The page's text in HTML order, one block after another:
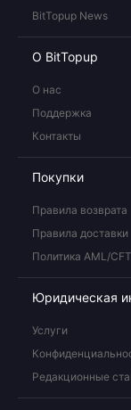
BitTopup News
О BitTopup
О нас
Поддержка
Контакты
Покупки
Правила возврата
Правила доставки
Политика AML/CFT
Юридическая
Услуги
Редакционные